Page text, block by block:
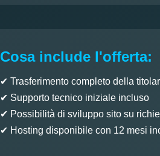
Cosa include l'offerta:
✔ Trasferimento completo della
✔ Supporto tecnico iniziale incluso
✔ Possibilità di sviluppo sito su
✔ Hosting disponibile con 12 mesi